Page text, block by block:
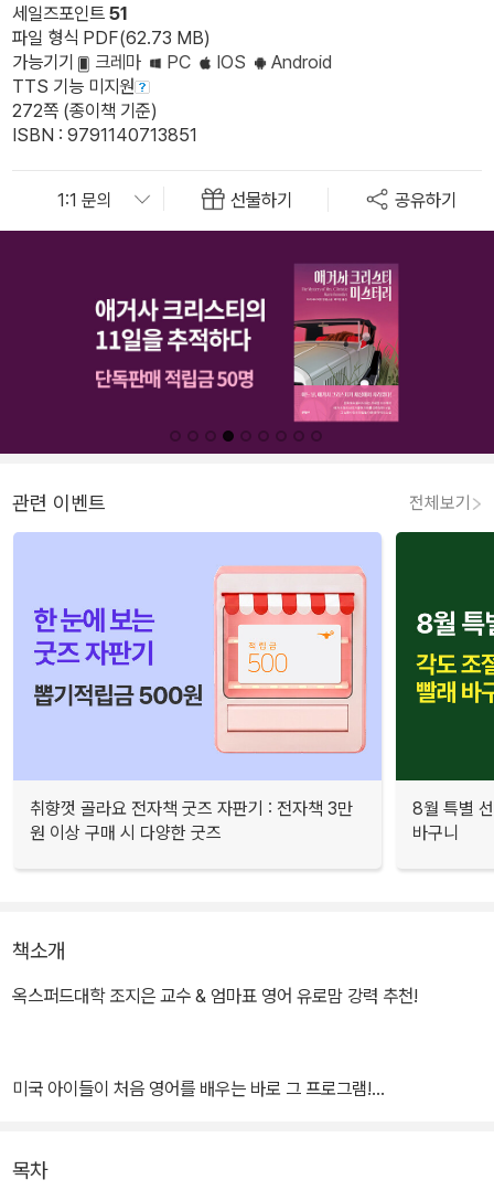
세일즈포인트 51
파일 형식 PDF(62.73 MB)
가능기기
크레마 PC IOS
Android
TTS 기능 미지원
272쪽 (종이책 기준)
ISBN : 9791140713851
선물하기 공유하기
관련 이벤트 전체보기
취향껏 골라요 전자책 굿즈 자판기 : 전자책 3만
원 이상 구매 시 다양한 굿즈
8월 특별
바구니
책소개
옥스퍼드대학 조지은 교수 & 엄마표 영어 유로맘 강력 추천!
미국 아이들이 처음 영어를 배우는 바로 그 프로그램!
목차